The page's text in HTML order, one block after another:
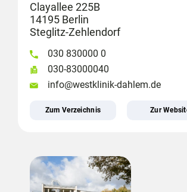
Clayallee 225B
14195 Berlin
Steglitz-Zehlendorf
030 830000 0
030-83000040
info@westklinik-dahlem.de
Zum Verzeichnis Zur